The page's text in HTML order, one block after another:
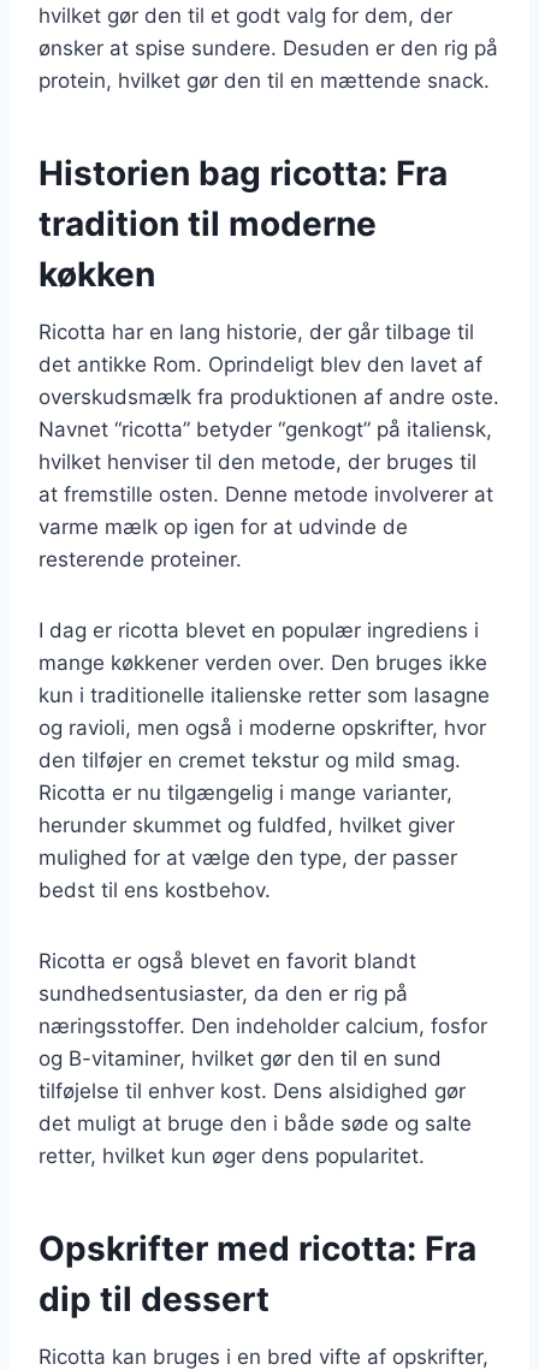
hvilket gør den til et godt valg for dem, der
ønsker at spise sundere. Desuden er den rig på
protein, hvilket gør den til en mættende snack.
Historien bag ricotta: Fra
tradition til moderne
køkken
Ricotta har en lang historie, der går tilbage til
det antikke Rom. Oprindeligt blev den lavet af
overskudsmælk fra produktionen af andre oste.
Navnet “ricotta” betyder “genkogt” på italiensk,
hvilket henviser til den metode, der bruges til
at fremstille osten. Denne metode involverer at
varme mælk op igen for at udvinde de
resterende proteiner.
I dag er ricotta blevet en populær ingrediens i
mange køkkener verden over. Den bruges ikke
kun i traditionelle italienske retter som lasagne
og ravioli, men også i moderne opskrifter, hvor
den tilføjer en cremet tekstur og mild smag.
Ricotta er nu tilgængelig i mange varianter,
herunder skummet og fuldfed, hvilket giver
mulighed for at vælge den type, der passer
bedst til ens kostbehov.
Ricotta er også blevet en favorit blandt
sundhedsentusiaster, da den er rig på
næringsstoffer. Den indeholder calcium, fosfor
og B-vitaminer, hvilket gør den til en sund
tilføjelse til enhver kost. Dens alsidighed gør
det muligt at bruge den i både søde og salte
retter, hvilket kun øger dens popularitet.
Opskrifter med ricotta: Fra
dip til dessert
Ricotta kan bruges i en bred vifte af opskrifter,